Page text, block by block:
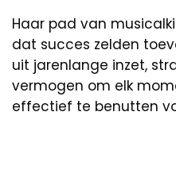
Haar pad van
dat succes zelden
uit jarenlange inzet,
vermogen om elk
effectief te benutten